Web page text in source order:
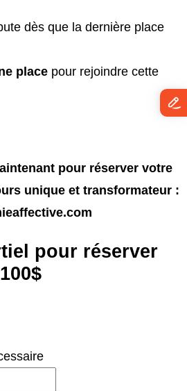
dès que la dernière place
place pour rejoindre cette
pour réserver votre
unique et transformateur :
pour réserver